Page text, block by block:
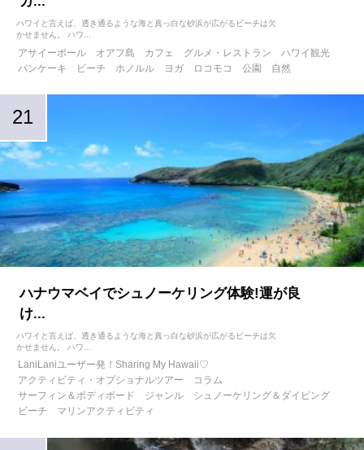
ハワイと言えば、透き通るような海と真っ白な砂浜が広がるビーチは欠
かせません。 ハワ...
アサイーボール オアフ島 カフェ グルメ・レストラン
ハワイ観光
パンケーキ
ビーチ ホノルル ヨガ ロコモコ 公園 自然
ハナウマベイでシュノーケリング体験!運が良
け...
ハワイと言えば、透き通るような海と真っ白な砂浜が広がるビーチは欠
かせません。 ハワ...
LaniLaniユーザー発！Sharing My Hawaii♡
アクティビティ・オプショナルツアー
コラム
サーフィン＆ボディボード
ジャンル
シュノーケリング＆ダイビング
ビーチ
マリンアクティビティ